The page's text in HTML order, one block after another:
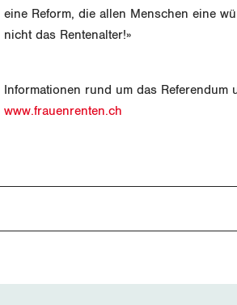
eine Reform, die allen Menschen eine
nicht das Rentenalter!»
Informationen rund um das
www.frauenrenten.ch